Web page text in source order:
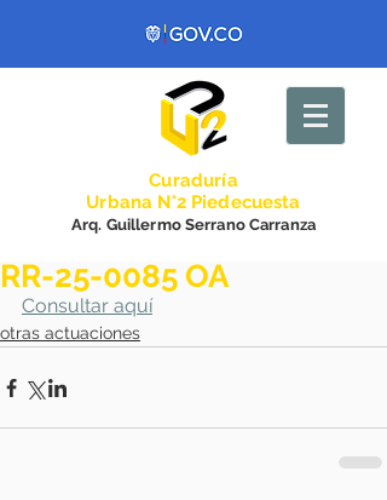
Curaduría
Urbana N°2 Piedecuesta
Arq. Guillermo Serrano Carranza
RR-25-0085 OA
Consultar aquí
otras actuaciones